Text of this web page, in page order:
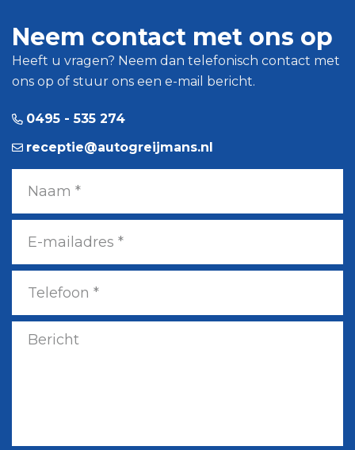
Neem contact met ons op
Heeft u vragen? Neem dan telefonisch contact met
ons op of stuur ons een e-mail bericht.
0495 - 535 274
receptie@autogreijmans.nl